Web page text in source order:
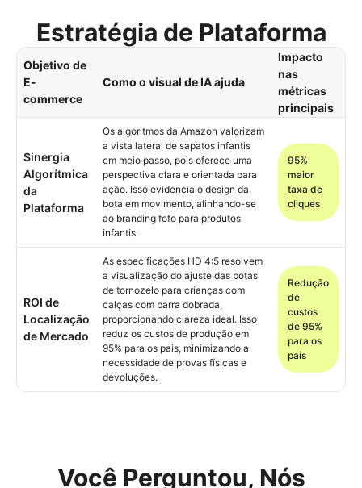
Estratégia de Plataforma
Objetivo de
E-
commerce
Como o visual de IA ajuda
Impacto
nas
métricas
principais
Sinergia
Algorítmica
da
Plataforma
Os algoritmos da Amazon valorizam
a vista lateral de sapatos infantis
em meio passo, pois oferece uma
perspectiva clara e orientada para
ação. Isso evidencia o design da
bota em movimento, alinhando-se
ao branding fofo para produtos
infantis.
95%
maior
taxa de
cliques
ROI de
Localização
de Mercado
As especificações HD 4:5 resolvem
a visualização do ajuste das botas
de tornozelo para crianças com
calças com barra dobrada,
proporcionando clareza ideal. Isso
reduz os custos de produção em
95% para os pais, minimizando a
necessidade de provas físicas e
devoluções.
Redução
de
custos
de 95%
para os
pais
Você Perguntou, Nós